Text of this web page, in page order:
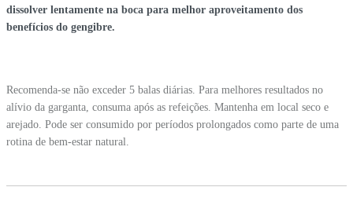
dissolver lentamente na boca para melhor aproveitamento dos
benefícios do gengibre.
Recomenda-se não exceder 5 balas diárias. Para melhores resultados no
alívio da garganta, consuma após as refeições. Mantenha em local seco e
arejado. Pode ser consumido por períodos prolongados como parte de uma
rotina de bem-estar natural.